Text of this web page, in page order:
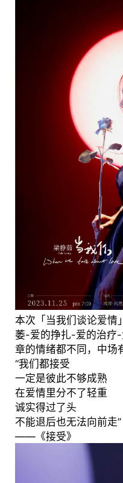
本次「当我们谈论爱情
萎-爱的挣扎-爱的治疗
章的情绪都不同，中场
“我们都接受
一定是彼此不够成熟
在爱情里分不了轻重
诚实得过了头
不能退后也无法向前走”
——《接受》